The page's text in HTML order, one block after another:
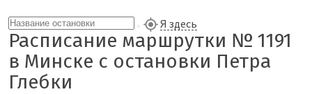
Я здесь
Расписание маршрутки № 1191
в Минске с остановки Петра
Глебки